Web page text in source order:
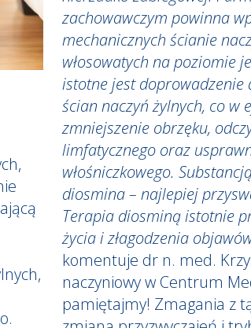
zachowawczym powinna
mechanicznych ścianie
włosowatych na poziomie
istotne jest doprowadzenie
ścian naczyń żylnych, co w
zmniejszenie obrzęku,
limfatycznego oraz
włośniczkowego.
diosmina – najlepiej
Terapia diosminą istotnie
życia i złagodzenia
komentuje dr n. med.
naczyniowy w Centrum
pamiętajmy! Zmagania z